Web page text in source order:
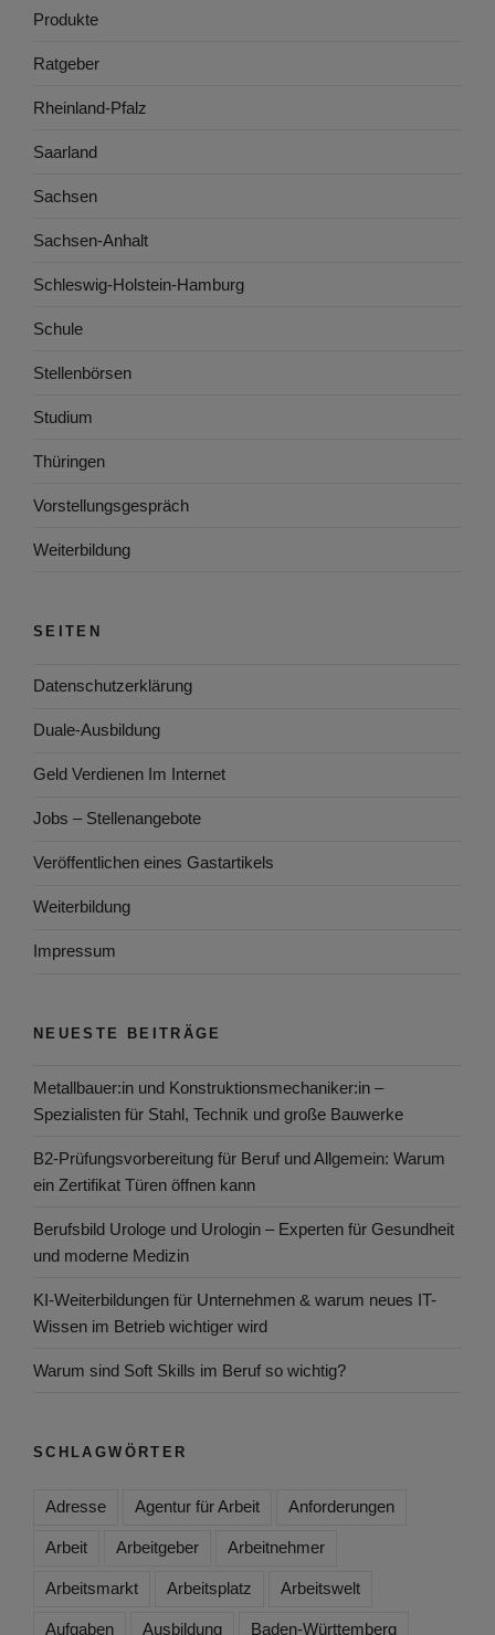
Produkte
Ratgeber
Rheinland-Pfalz
Saarland
Sachsen
Sachsen-Anhalt
Schleswig-Holstein-Hamburg
Schule
Stellenbörsen
Studium
Thüringen
Vorstellungsgespräch
Weiterbildung
SEITEN
Datenschutzerklärung
Duale-Ausbildung
Geld Verdienen Im Internet
Jobs – Stellenangebote
Veröffentlichen eines Gastartikels
Weiterbildung
Impressum
NEUESTE BEITRÄGE
Metallbauer:in und Konstruktionsmechaniker:in –
Spezialisten für Stahl, Technik und große Bauwerke
B2-Prüfungsvorbereitung für Beruf und Allgemein: Warum
ein Zertifikat Türen öffnen kann
Berufsbild Urologe und Urologin – Experten für Gesundheit
und moderne Medizin
KI-Weiterbildungen für Unternehmen & warum neues IT-
Wissen im Betrieb wichtiger wird
Warum sind Soft Skills im Beruf so wichtig?
SCHLAGWÖRTER
Adresse Agentur für Arbeit Anforderungen
Arbeit Arbeitgeber Arbeitnehmer
Arbeitsmarkt Arbeitsplatz Arbeitswelt
Aufgaben Ausbildung Baden-Württemberg